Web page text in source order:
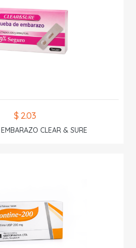
$ 2.03
CLEAR & SURE